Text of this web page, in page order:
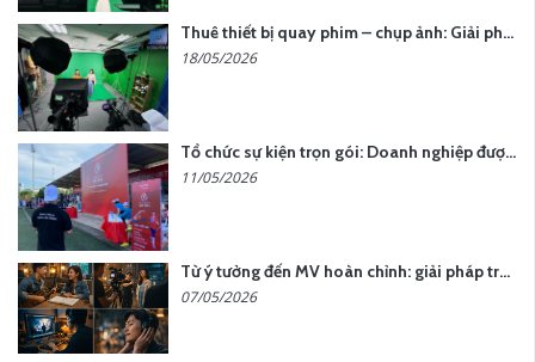
Thuê thiết bị quay phim – chụp ảnh: Giải pháp tối ưu chi phí cho doanh nghiệp
18/05/2026
Tổ chức sự kiện trọn gói: Doanh nghiệp được gì khi chọn đơn vị chuyên nghiệp?
11/05/2026
Từ ý tưởng đến MV hoàn chỉnh: giải pháp trọn gói tại YCN Media
07/05/2026